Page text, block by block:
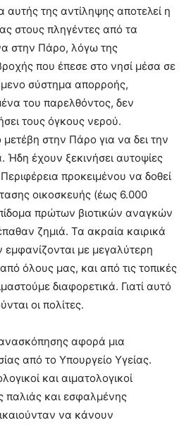
της αντίληψης αποτελεί η
στους πληγέντες από τα
στην Πάρο, λόγω της
που έπεσε στο νησί μέσα σε
σύστημα απορροής,
του παρελθόντος, δεν
τους όγκους νερού.
μετέβη στην Πάρο για να δει την
έχουν ξεκινήσει αυτοψίες
προκειμένου να δοθεί
οικοσκευής (έως 6.000
πρώτων βιοτικών αναγκών
ζημιά. Τα ακραία καιρικά
με μεγαλύτερη
όλους μας, και από τις τοπικές
διαφορετικά. Γιατί αυτό
οι πολίτες.
αφορά μια
από το Υπουργείο Υγείας.
και αιματολογικοί
παλιάς και εσφαλμένης
να κάνουν